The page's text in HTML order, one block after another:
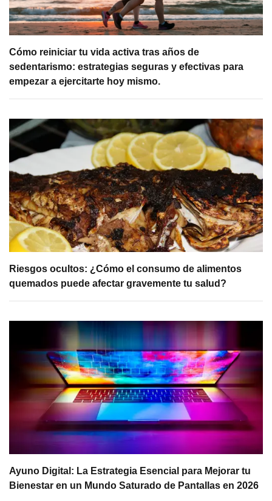
Cómo reiniciar tu vida activa tras años de
sedentarismo: estrategias seguras y efectivas para
empezar a ejercitarte hoy mismo.
Riesgos ocultos: ¿Cómo el consumo de alimentos
quemados puede afectar gravemente tu salud?
Ayuno Digital: La Estrategia Esencial para Mejorar tu
Bienestar en un Mundo Saturado de Pantallas en 2026